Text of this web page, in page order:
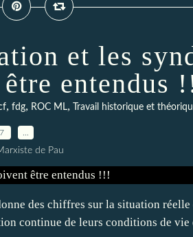
et les
entendus
, fdg, ROC ML, Travail historique et
de Pau
des chiffres sur la situation réelle
continue de leurs conditions de